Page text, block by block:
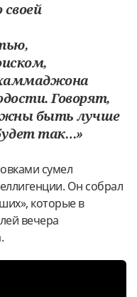
Говорят,
быть лучше
так…»
сумел
Он собрал
которые в
вечера